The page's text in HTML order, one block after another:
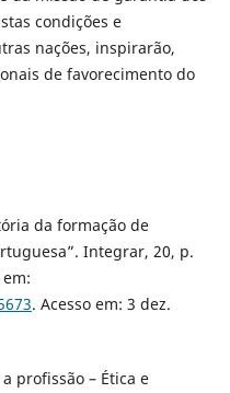
condições e
nações, inspirarão,
de favorecimento do
da formação de
Integrar, 20, p.
. Acesso em: 3 dez.
profissão – Ética e